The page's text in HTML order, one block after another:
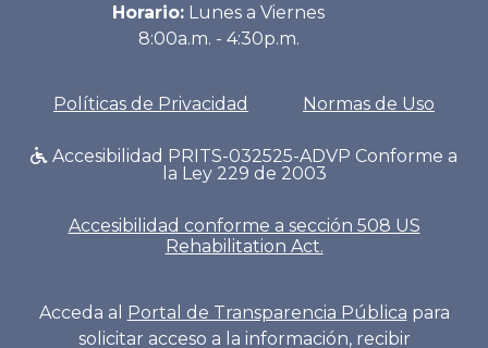
Horario: Lunes a Viernes
8:00a.m. - 4:30p.m.
Políticas de Privacidad Normas de Uso
Accesibilidad PRITS-032525-ADVP Conforme a
la Ley 229 de 2003
Accesibilidad conforme a sección 508 US
Rehabilitation Act.
Acceda al Portal de Transparencia Pública para
solicitar acceso a la información, recibir